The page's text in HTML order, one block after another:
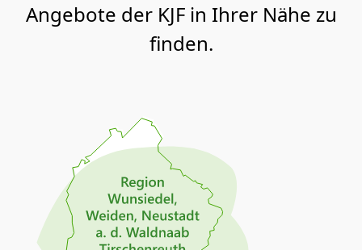
Angebote der KJF in Ihrer Nähe zu
finden.